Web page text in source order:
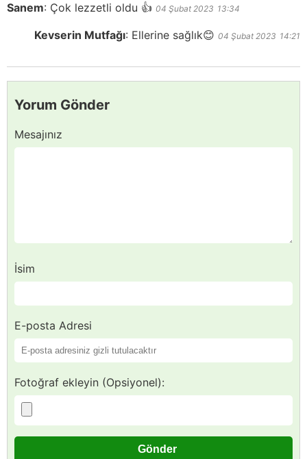
Sanem: Çok lezzetli oldu 👍 04 Şubat 2023 13:34
Kevserin Mutfağı: Ellerine sağlık😊 04 Şubat 2023 14:21
Yorum Gönder
Mesajınız
İsim
E-posta Adresi
Fotoğraf ekleyin (Opsiyonel):